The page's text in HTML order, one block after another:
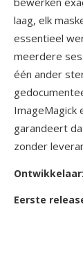
laag, elk
essentieel
meerdere
één ander
ImageMagick
garandeert
zonder
Ontwikkelaar:
Eerste